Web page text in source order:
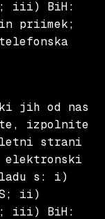
iii) BiH:
priimek;
jih od nas
izpolnite
strani
s: i)
ii)
iii) BiH: